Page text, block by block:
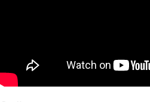
Milde Temperaturen für
Weiches Licht am Zamantı –
Ernteprodukte auf